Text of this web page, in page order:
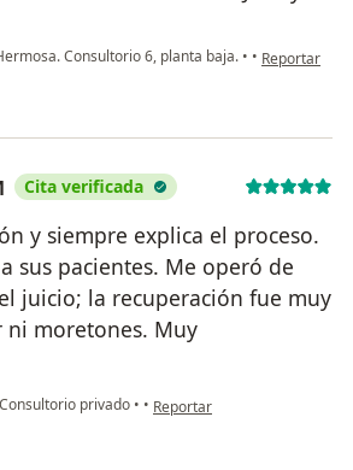
Consultorio 6, planta baja. • • en opinión
Reportar
Cita verificada
y siempre explica el proceso.
sus pacientes. Me operó de
juicio; la recuperación fue muy
moretones. Muy
Consultorio privado • • en opinión del usuario Frisia
Reportar